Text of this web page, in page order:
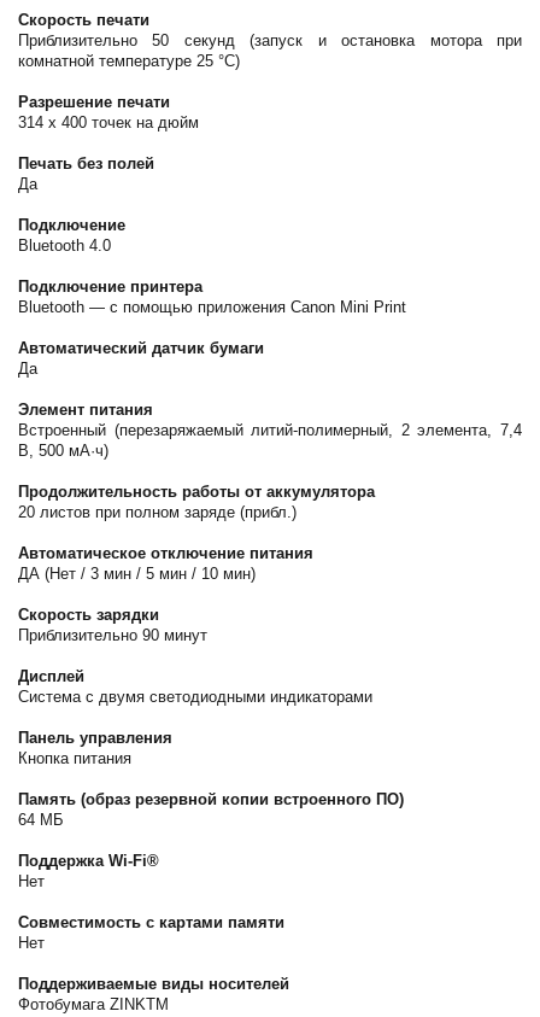
Скорость печати
Приблизительно 50 секунд (запуск и остановка мотора при
комнатной температуре 25 °C)
Разрешение печати
314 x 400 точек на дюйм
Печать без полей
Да
Подключение
Bluetooth 4.0
Подключение принтера
Bluetooth — с помощью приложения Canon Mini Print
Автоматический датчик бумаги
Да
Элемент питания
Встроенный (перезаряжаемый литий-полимерный, 2 элемента, 7,4
В, 500 мА·ч)
Продолжительность работы от аккумулятора
20 листов при полном заряде (прибл.)
Автоматическое отключение питания
ДА (Нет / 3 мин / 5 мин / 10 мин)
Скорость зарядки
Приблизительно 90 минут
Дисплей
Система с двумя светодиодными индикаторами
Панель управления
Кнопка питания
Память (образ резервной копии встроенного ПО)
64 МБ
Поддержка Wi-Fi®
Нет
Совместимость с картами памяти
Нет
Поддерживаемые виды носителей
Фотобумага ZINKTM